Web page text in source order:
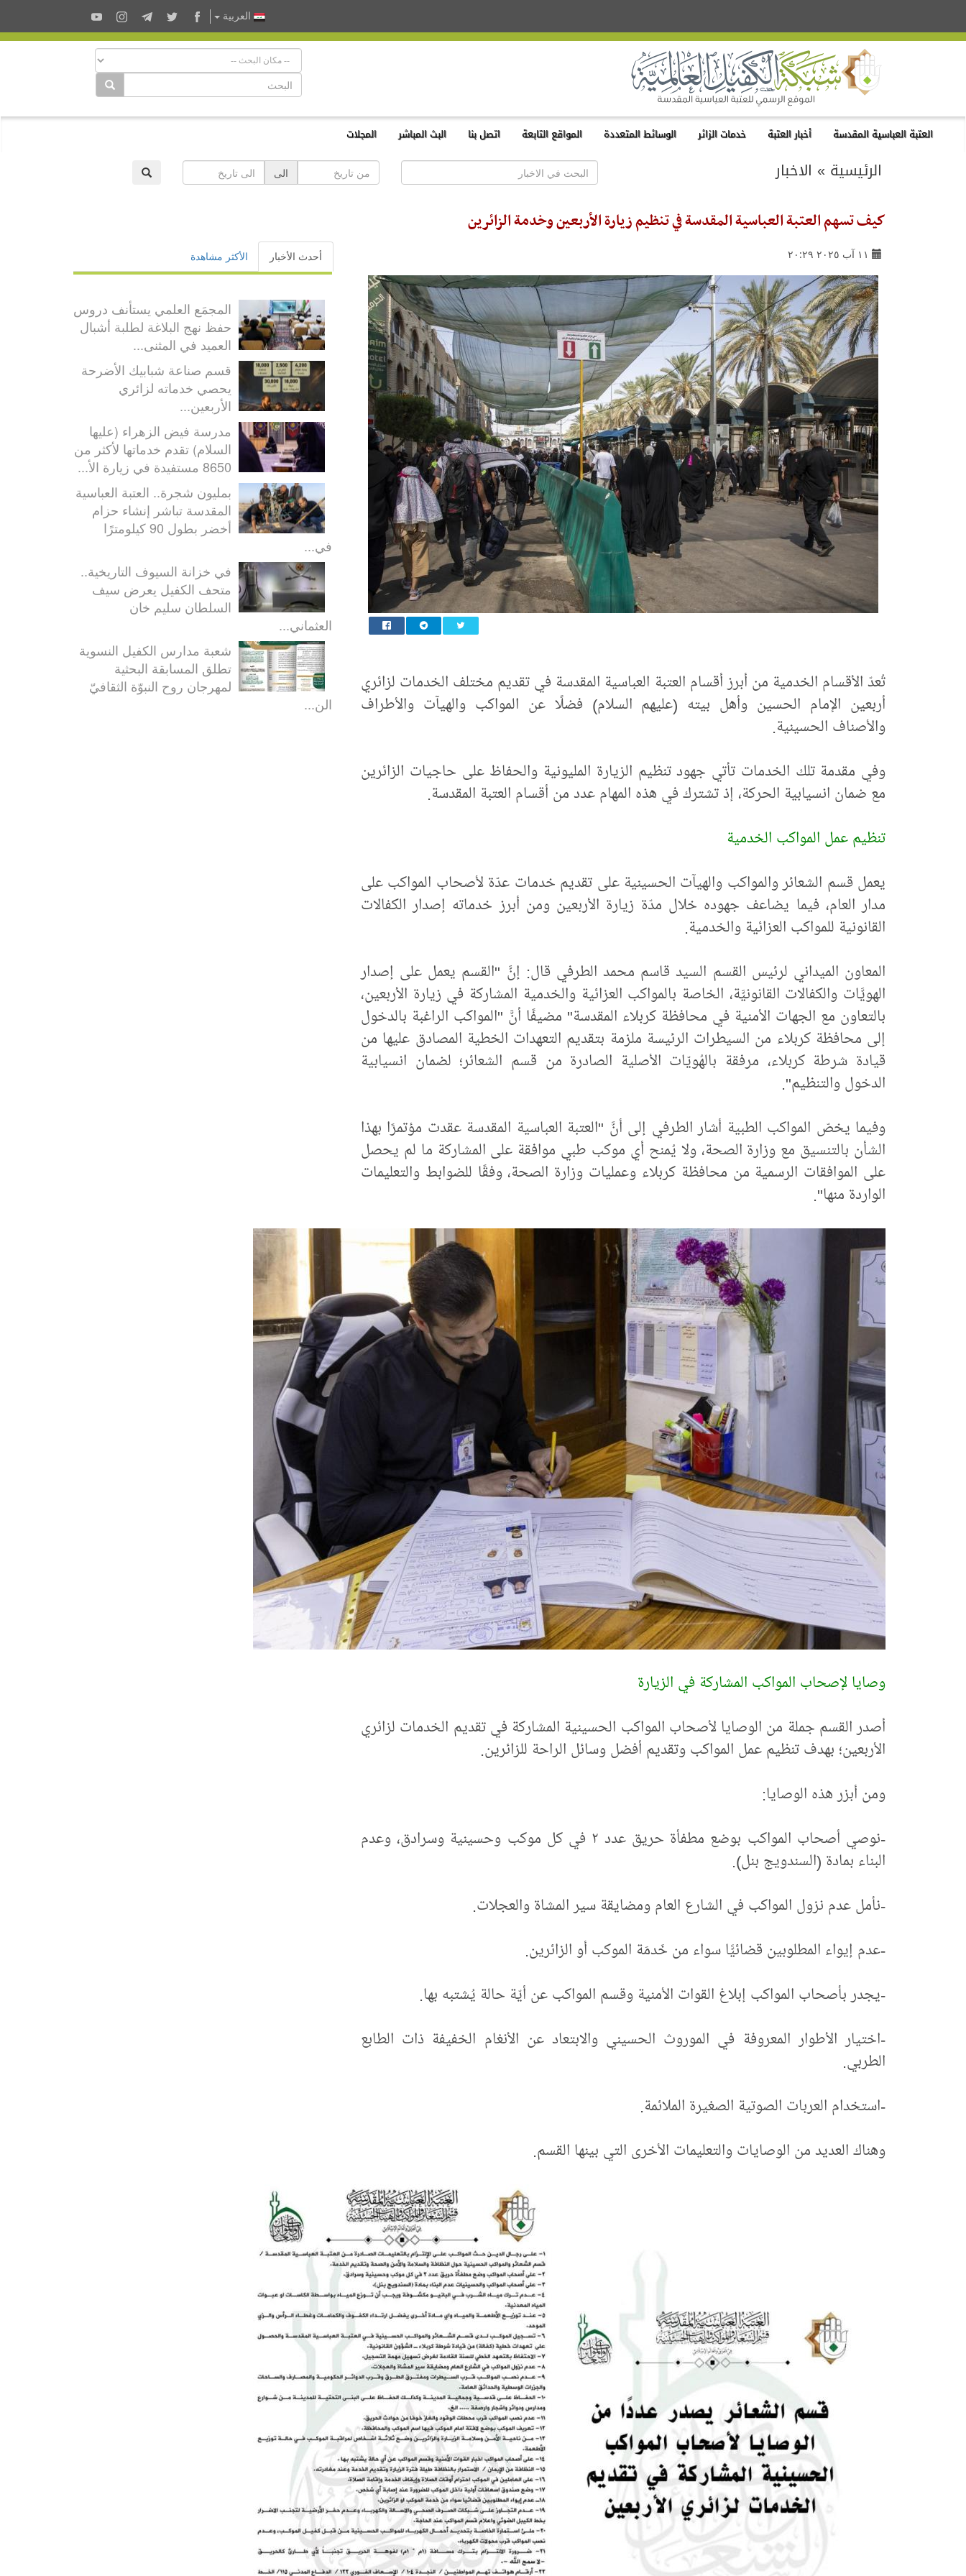
العربية
العتبة العباسية المقدسة أخبار العتبة خدمات الزائر الوسائط المتعددة المواقع التابعة اتصل بنا البث المباشر المجلات
الرئيسية » الاخبار الى
كيف تسهم العتبة العباسية المقدسة في تنظيم زيارة الأربعين وخدمة الزائرين
١١ آب ٢٠٢٥ ٢٠:٢٩
تُعدّ الأقسام الخدمية من أبرز أقسام العتبة العباسية المقدسة في تقديم مختلف الخدمات لزائري
أربعين الإمام الحسين وأهل بيته (عليهم السلام) فضلًا عن المواكب والهيآت والأطراف
والأصناف الحسينية.
وفي مقدمة تلك الخدمات تأتي جهود تنظيم الزيارة المليونية والحفاظ على حاجيات الزائرين
مع ضمان انسيابية الحركة، إذ تشترك في هذه المهام عدد من أقسام العتبة المقدسة.
تنظيم عمل المواكب الخدمية
يعمل قسم الشعائر والمواكب والهيآت الحسينية على تقديم خدمات عدّة لأصحاب المواكب على
مدار العام، فيما يضاعف جهوده خلال مدّة زيارة الأربعين ومن أبرز خدماته إصدار الكفالات
القانونية للمواكب العزائية والخدمية.
المعاون الميداني لرئيس القسم السيد قاسم محمد الطرفي قال: إنَّ "القسم يعمل على إصدار
الهويَّات والكفالات القانونيَّة، الخاصة بالمواكب العزائية والخدمية المشاركة في زيارة الأربعين،
بالتعاون مع الجهات الأمنية في محافظة كربلاء المقدسة" مضيفًا أنَّ "المواكب الراغبة بالدخول
إلى محافظة كربلاء من السيطرات الرئيسة ملزمة بتقديم التعهدات الخطية المصادق عليها من
قيادة شرطة كربلاء، مرفقة بالهُويّات الأصلية الصادرة من قسم الشعائر؛ لضمان انسيابية
الدخول والتنظيم".
وفيما يخصّ المواكب الطبية أشار الطرفي إلى أنَّ "العتبة العباسية المقدسة عقدت مؤتمرًا بهذا
الشأن بالتنسيق مع وزارة الصحة، ولا يُمنح أي موكب طبي موافقة على المشاركة ما لم يحصل
على الموافقات الرسمية من محافظة كربلاء وعمليات وزارة الصحة، وفقًا للضوابط والتعليمات
الواردة منها".
وصايا لإصحاب المواكب المشاركة في الزيارة
أصدر القسم جملة من الوصايا لأصحاب المواكب الحسينية المشاركة في تقديم الخدمات لزائري
الأربعين؛ بهدف تنظيم عمل المواكب وتقديم أفضل وسائل الراحة للزائرين.
ومن أبزر هذه الوصايا:
-نوصي أصحاب المواكب بوضع مطفأة حريق عدد ٢ في كل موكب وحسينية وسرادق، وعدم
البناء بمادة (السندويج بنل).
-نأمل عدم نزول المواكب في الشارع العام ومضايقة سير المشاة والعجلات.
-عدم إيواء المطلوبين قضائيًّا سواء من خَدمَة الموكب أو الزائرين.
-يجدر بأصحاب المواكب إبلاغ القوات الأمنية وقسم المواكب عن أيّة حالة يُشتبه بها.
-اختيار الأطوار المعروفة في الموروث الحسيني والابتعاد عن الأنغام الخفيفة ذات الطابع
الطربي.
-استخدام العربات الصوتية الصغيرة الملائمة.
وهناك العديد من الوصايات والتعليمات الأخرى التي بينها القسم.
أحدث الأخبار الأكثر مشاهدة
المجمَع العلمي يستأنف دروس
حفظ نهج البلاغة لطلبة أشبال
العميد في المثنى...
قسم صناعة شبابيك الأضرحة
يحصي خدماته لزائري
الأربعين...
مدرسة فيض الزهراء (عليها
السلام) تقدم خدماتها لأكثر من
8650 مستفيدة في زيارة الأ...
بمليون شجرة.. العتبة العباسية
المقدسة تباشر إنشاء حزام
أخضر بطول 90 كيلومترًا
في...
في خزانة السيوف التاريخية..
متحف الكفيل يعرض سيف
السلطان سليم خان
العثماني...
شعبة مدارس الكفيل النسوية
تطلق المسابقة البحثية
لمهرجان روح النبوّة الثقافيّ
الن...